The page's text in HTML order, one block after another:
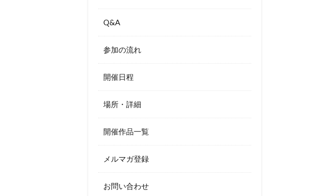
Q&A
参加の流れ
開催日程
場所・詳細
開催作品一覧
メルマガ登録
お問い合わせ